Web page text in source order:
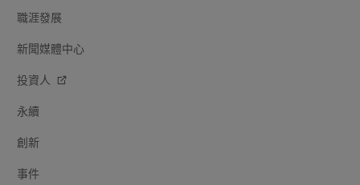
職涯發展
新聞媒體中心
投資人
永續
創新
事件